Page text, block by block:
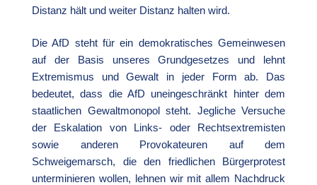
Distanz hält und weiter Distanz halten wird.
Die AfD steht für ein demokratisches Gemeinwesen
auf der Basis unseres Grundgesetzes und lehnt
Extremismus und Gewalt in jeder Form ab. Das
bedeutet, dass die AfD uneingeschränkt hinter dem
staatlichen Gewaltmonopol steht. Jegliche Versuche
der Eskalation von Links- oder Rechtsextremisten
sowie anderen Provokateuren auf dem
Schweigemarsch, die den friedlichen Bürgerprotest
unterminieren wollen, lehnen wir mit allem Nachdruck